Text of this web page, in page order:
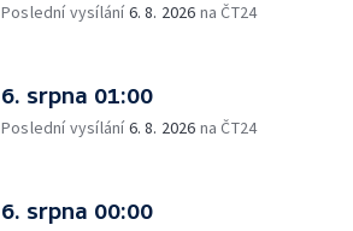
Poslední vysílání6. 8. 2026 na ČT24
6. srpna 01:00
Poslední vysílání6. 8. 2026 na ČT24
6. srpna 00:00